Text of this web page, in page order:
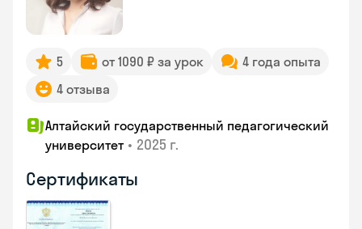
5 от 1090 ₽ за урок
4 года опыта
4 отзыва
Алтайский государственный педагогический
университет • 2025 г.
Сертификаты